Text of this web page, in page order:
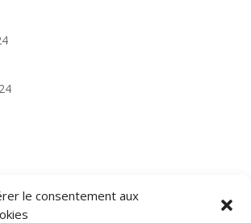
le consentement aux